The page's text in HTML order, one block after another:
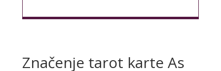
Značenje tarot karte As